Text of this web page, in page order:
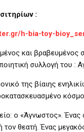
:
h-bia-toy-
και
συλλογή του :
της βίαιης
ο «Άγνωστος». Ένας
τον θεατή. Ένας